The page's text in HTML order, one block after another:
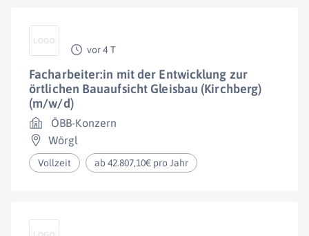
vor 4 T
Facharbeiter:in mit der Entwicklung zur
örtlichen Bauaufsicht Gleisbau (Kirchberg)
(m/w/d)
ÖBB-Konzern
Wörgl
Vollzeit ab 42.807,10€ pro Jahr